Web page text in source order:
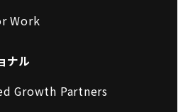
Work
ナル
Growth Partners